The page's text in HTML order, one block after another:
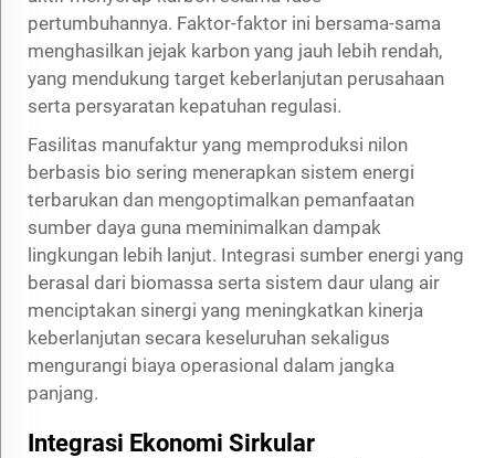
pertumbuhannya. Faktor-faktor ini bersama-sama
menghasilkan jejak karbon yang jauh lebih rendah,
yang mendukung target keberlanjutan perusahaan
serta persyaratan kepatuhan regulasi.
Fasilitas manufaktur yang memproduksi nilon
berbasis bio sering menerapkan sistem energi
terbarukan dan mengoptimalkan pemanfaatan
sumber daya guna meminimalkan dampak
lingkungan lebih lanjut. Integrasi sumber energi yang
berasal dari biomassa serta sistem daur ulang air
menciptakan sinergi yang meningkatkan kinerja
keberlanjutan secara keseluruhan sekaligus
mengurangi biaya operasional dalam jangka
panjang.
Integrasi Ekonomi Sirkular